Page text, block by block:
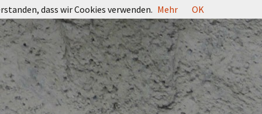
dass wir Cookies verwenden. Mehr OK